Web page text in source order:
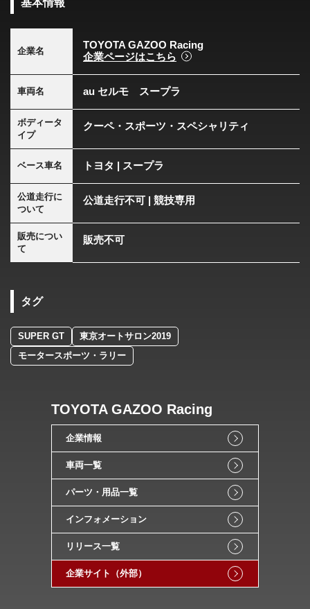
基本情報
企業名
TOYOTA GAZOO Racing
企業ページはこちら
車両名 au セルモ スープラ
ボディータ
イプ
クーペ・スポーツ・スペシャリティ
ベース車名 トヨタ | スープラ
公道走行に
ついて
公道走行不可 | 競技専用
販売につい
て
販売不可
タグ
SUPER GT
東京オートサロン2019
モータースポーツ・ラリー
TOYOTA GAZOO Racing
企業情報
車両一覧
パーツ・用品一覧
インフォメーション
リリース一覧
企業サイト（外部）